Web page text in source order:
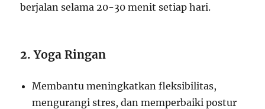
berjalan selama 20-30 menit setiap hari.
2. Yoga Ringan
Membantu meningkatkan fleksibilitas,
mengurangi stres, dan memperbaiki postur